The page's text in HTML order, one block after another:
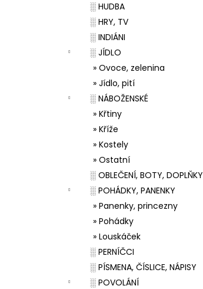
░ HUDBA
░ HRY, TV
░ INDIÁNI
░ JÍDLO
» Ovoce, zelenina
» Jídlo, pití
░ NÁBOŽENSKÉ
» Křtiny
» Kříže
» Kostely
» Ostatní
░ OBLEČENÍ, BOTY, DOPLŇKY
░ POHÁDKY, PANENKY
» Panenky, princezny
» Pohádky
» Louskáček
░ PERNÍČCI
░ PÍSMENA, ČÍSLICE, NÁPISY
░ POVOLÁNÍ